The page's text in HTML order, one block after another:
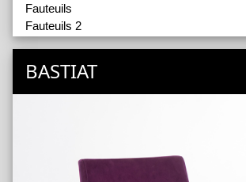
Fauteuils
Fauteuils 2
Têtes de Lits
BASTIAT